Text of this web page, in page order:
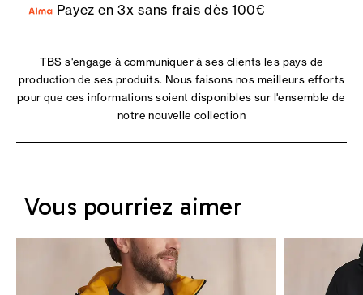
Payez en 3x sans frais dès 100€
TBS s'engage à communiquer à ses clients les pays de
production de ses produits. Nous faisons nos meilleurs efforts
pour que ces informations soient disponibles sur l'ensemble de
notre nouvelle collection
Vous pourriez aimer